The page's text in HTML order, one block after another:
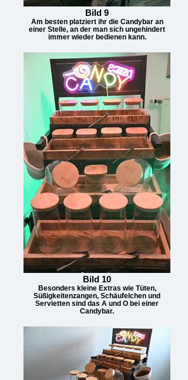
Bild 9
Am besten platziert ihr die Candybar an
einer Stelle, an der man sich ungehindert
immer wieder bedienen kann.
Bild 10
Besonders kleine Extras wie Tüten,
Süßigkeitenzangen, Schäufelchen und
Servietten sind das A und O bei einer
Candybar.